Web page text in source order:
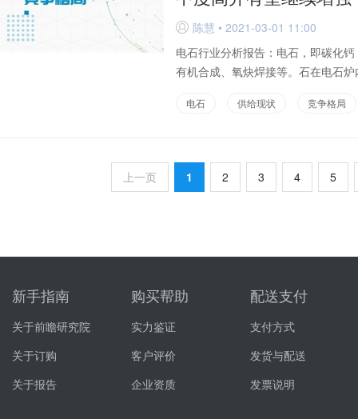
D 陈慧 • 2021-03-01 11:00
电石行业分析报告：电石，即碳化
有机合成、氧炔焊接等。石在电石
电石 供给现状 竞争格局
上一页 1 2 3 4 5
新手指南
关于前瞻研究院
关于订购
关于报告
购买帮助
实力鉴证
客户评价
企业资质
配送支付
支付方式
发货与配送
发票说明